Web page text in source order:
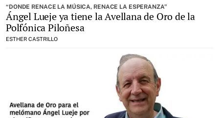
“DONDE RENACE LA MÚSICA, RENACE LA ESPERANZA”
Ángel Lueje ya tiene la Avellana de Oro de la
Polfónica Piloñesa
ESTHER CASTRILLO